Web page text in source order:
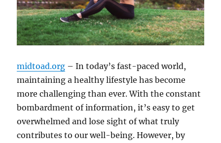
midtoad.org – In today’s fast-paced world,
maintaining a healthy lifestyle has become
more challenging than ever. With the constant
bombardment of information, it’s easy to get
overwhelmed and lose sight of what truly
contributes to our well-being. However, by